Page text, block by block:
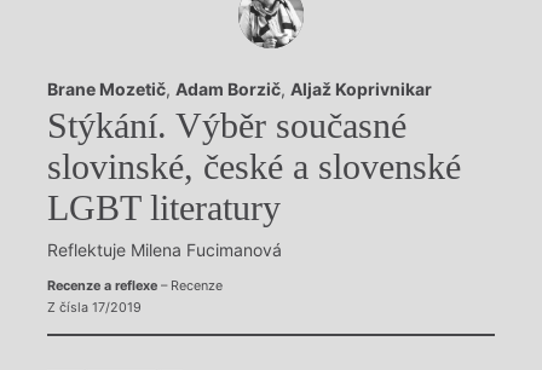
Rozhovory
Dokument
Výroční ceny
Brane Mozetič, Adam Borzič, Aljaž Koprivnikar
Stýkání. Výběr současné
slovinské, české a slovenské
LGBT literatury
Reflektuje Milena Fucimanová
Recenze a reflexe– Recenze
Z čísla 17/2019